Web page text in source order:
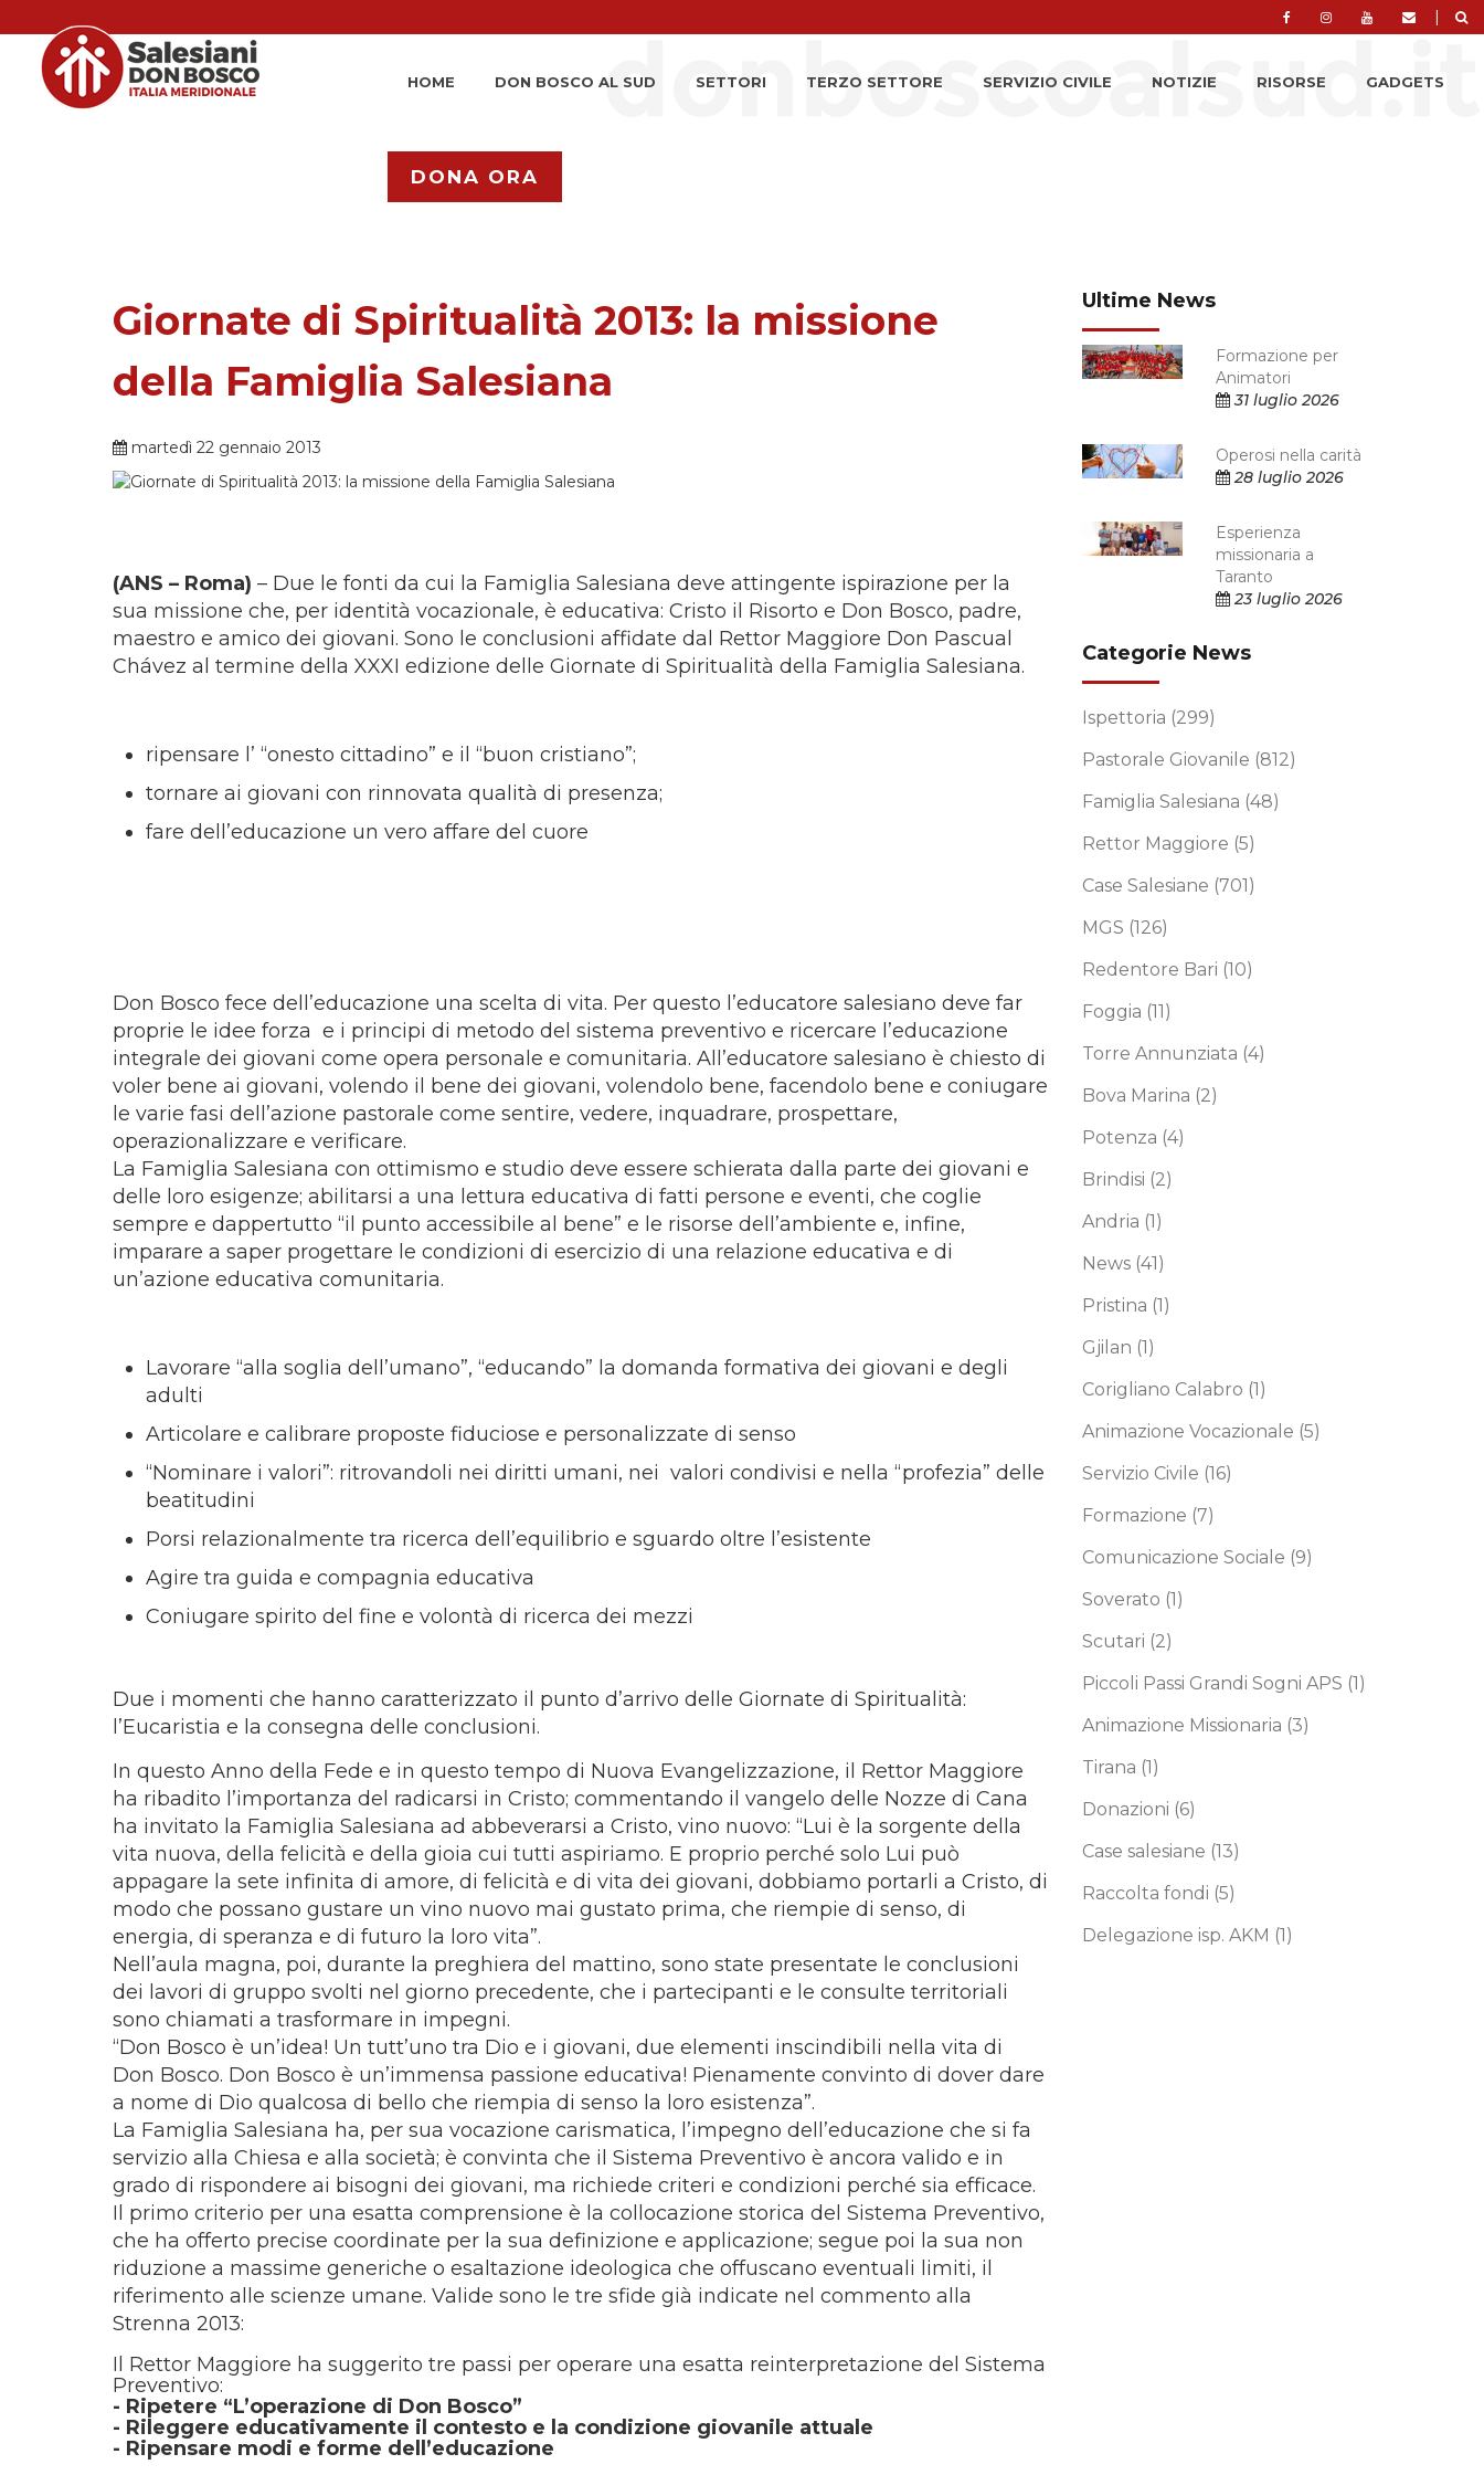
|
HOME DON BOSCO AL SUD SETTORI TERZO SETTORE SERVIZIO CIVILE NOTIZIE RISORSE GADGETS
DONA ORA
Giornate di Spiritualità 2013: la missione
della Famiglia Salesiana
martedì 22 gennaio 2013
(ANS – Roma) – Due le fonti da cui la Famiglia Salesiana deve attingente ispirazione per la
sua missione che, per identità vocazionale, è educativa: Cristo il Risorto e Don Bosco, padre,
maestro e amico dei giovani. Sono le conclusioni affidate dal Rettor Maggiore Don Pascual
Chávez al termine della XXXI edizione delle Giornate di Spiritualità della Famiglia Salesiana.
ripensare l’ “onesto cittadino” e il “buon cristiano”;
tornare ai giovani con rinnovata qualità di presenza;
fare dell’educazione un vero affare del cuore
Don Bosco fece dell’educazione una scelta di vita. Per questo l’educatore salesiano deve far
proprie le idee forza e i principi di metodo del sistema preventivo e ricercare l’educazione
integrale dei giovani come opera personale e comunitaria. All’educatore salesiano è chiesto di
voler bene ai giovani, volendo il bene dei giovani, volendolo bene, facendolo bene e coniugare
le varie fasi dell’azione pastorale come sentire, vedere, inquadrare, prospettare,
operazionalizzare e verificare.
La Famiglia Salesiana con ottimismo e studio deve essere schierata dalla parte dei giovani e
delle loro esigenze; abilitarsi a una lettura educativa di fatti persone e eventi, che coglie
sempre e dappertutto “il punto accessibile al bene” e le risorse dell’ambiente e, infine,
imparare a saper progettare le condizioni di esercizio di una relazione educativa e di
un’azione educativa comunitaria.
Lavorare “alla soglia dell’umano”, “educando” la domanda formativa dei giovani e degli
adulti
Articolare e calibrare proposte fiduciose e personalizzate di senso
“Nominare i valori”: ritrovandoli nei diritti umani, nei valori condivisi e nella “profezia” delle
beatitudini
Porsi relazionalmente tra ricerca dell’equilibrio e sguardo oltre l’esistente
Agire tra guida e compagnia educativa
Coniugare spirito del fine e volontà di ricerca dei mezzi
Due i momenti che hanno caratterizzato il punto d’arrivo delle Giornate di Spiritualità:
l’Eucaristia e la consegna delle conclusioni.
In questo Anno della Fede e in questo tempo di Nuova Evangelizzazione, il Rettor Maggiore
ha ribadito l’importanza del radicarsi in Cristo; commentando il vangelo delle Nozze di Cana
ha invitato la Famiglia Salesiana ad abbeverarsi a Cristo, vino nuovo: “Lui è la sorgente della
vita nuova, della felicità e della gioia cui tutti aspiriamo. E proprio perché solo Lui può
appagare la sete infinita di amore, di felicità e di vita dei giovani, dobbiamo portarli a Cristo, di
modo che possano gustare un vino nuovo mai gustato prima, che riempie di senso, di
energia, di speranza e di futuro la loro vita”.
Nell’aula magna, poi, durante la preghiera del mattino, sono state presentate le conclusioni
dei lavori di gruppo svolti nel giorno precedente, che i partecipanti e le consulte territoriali
sono chiamati a trasformare in impegni.
“Don Bosco è un’idea! Un tutt’uno tra Dio e i giovani, due elementi inscindibili nella vita di
Don Bosco. Don Bosco è un’immensa passione educativa! Pienamente convinto di dover dare
a nome di Dio qualcosa di bello che riempia di senso la loro esistenza”.
La Famiglia Salesiana ha, per sua vocazione carismatica, l’impegno dell’educazione che si fa
servizio alla Chiesa e alla società; è convinta che il Sistema Preventivo è ancora valido e in
grado di rispondere ai bisogni dei giovani, ma richiede criteri e condizioni perché sia efficace.
Il primo criterio per una esatta comprensione è la collocazione storica del Sistema Preventivo,
che ha offerto precise coordinate per la sua definizione e applicazione; segue poi la sua non
riduzione a massime generiche o esaltazione ideologica che offuscano eventuali limiti, il
riferimento alle scienze umane. Valide sono le tre sfide già indicate nel commento alla
Strenna 2013:
Il Rettor Maggiore ha suggerito tre passi per operare una esatta reinterpretazione del Sistema
Preventivo:
- Ripetere “L’operazione di Don Bosco”
- Rileggere educativamente il contesto e la condizione giovanile attuale
- Ripensare modi e forme dell’educazione
Ultime News
Formazione per
Animatori
31 luglio 2026
Operosi nella carità
28 luglio 2026
Esperienza
missionaria a
Taranto
23 luglio 2026
Categorie News
Ispettoria (299)
Pastorale Giovanile (812)
Famiglia Salesiana (48)
Rettor Maggiore (5)
Case Salesiane (701)
MGS (126)
Redentore Bari (10)
Foggia (11)
Torre Annunziata (4)
Bova Marina (2)
Potenza (4)
Brindisi (2)
Andria (1)
News (41)
Pristina (1)
Gjilan (1)
Corigliano Calabro (1)
Animazione Vocazionale (5)
Servizio Civile (16)
Formazione (7)
Comunicazione Sociale (9)
Soverato (1)
Scutari (2)
Piccoli Passi Grandi Sogni APS (1)
Animazione Missionaria (3)
Tirana (1)
Donazioni (6)
Case salesiane (13)
Raccolta fondi (5)
Delegazione isp. AKM (1)